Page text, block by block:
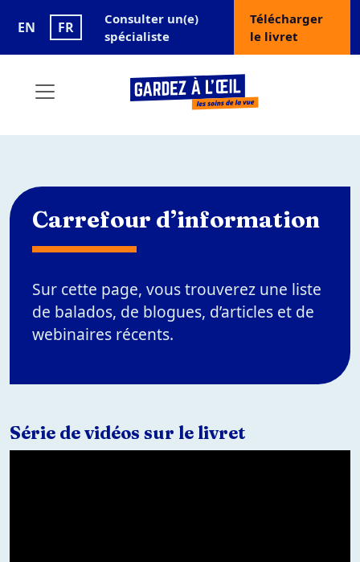
EN
FR
User account menu
Consulter un(e)
spécialiste
Télécharger
le livret
Carrefour d’information
Sur cette page, vous trouverez une liste
de balados, de blogues, d’articles et de
webinaires récents.
Série de vidéos sur le livret